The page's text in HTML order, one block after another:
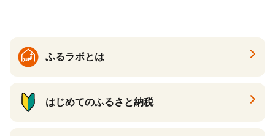
ふるラボとは
はじめてのふるさと納税